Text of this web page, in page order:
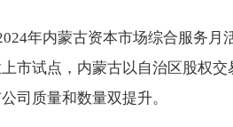
年内蒙古资本市场综合服务
市试点，内蒙古以自治区股权
司质量和数量双提升。